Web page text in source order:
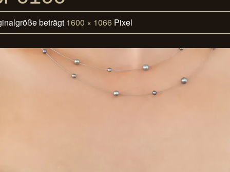
beträgt 1600 × 1066 Pixel